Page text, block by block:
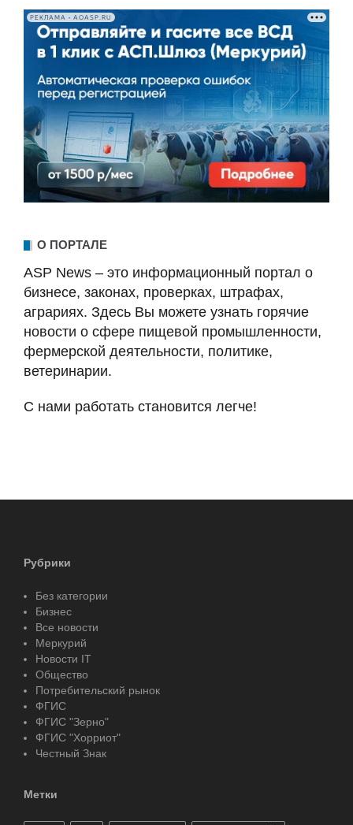
РЕКЛАМА • AOASP.RU
О ПОРТАЛЕ
ASP News – это информационный портал о
бизнесе, законах, проверках, штрафах,
аграриях. Здесь Вы можете узнать горячие
новости о сфере пищевой промышленности,
фермерской деятельности, политике,
ветеринарии.
С нами работать становится легче!
Рубрики
Без категории
Бизнес
Все новости
Меркурий
Новости IT
Общество
Потребительский рынок
ФГИС
ФГИС "Зерно"
ФГИС "Хорриот"
Честный Знак
Метки